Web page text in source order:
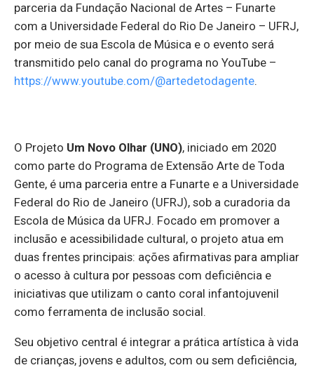
parceria da Fundação Nacional de Artes – Funarte
com a Universidade Federal do Rio De Janeiro – UFRJ,
por meio de sua Escola de Música e o evento será
transmitido pelo canal do programa no YouTube –
https://www.youtube.com/@artedetodagente.
O Projeto Um Novo Olhar (UNO), iniciado em 2020
como parte do Programa de Extensão Arte de Toda
Gente, é uma parceria entre a Funarte e a Universidade
Federal do Rio de Janeiro (UFRJ), sob a curadoria da
Escola de Música da UFRJ. Focado em promover a
inclusão e acessibilidade cultural, o projeto atua em
duas frentes principais: ações afirmativas para ampliar
o acesso à cultura por pessoas com deficiência e
iniciativas que utilizam o canto coral infantojuvenil
como ferramenta de inclusão social.
Seu objetivo central é integrar a prática artística à vida
de crianças, jovens e adultos, com ou sem deficiência,